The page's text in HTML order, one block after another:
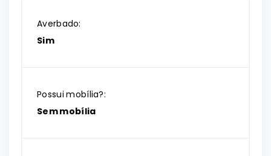
Averbado:
Sim
Possui mobília?:
Sem mobília